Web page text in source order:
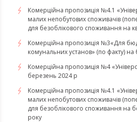
Комерційна пропозиція №4.1
малих непобутових споживачів
для безоблікового споживання на
Комерційна пропозиція №3«Для
комунальних установ» (по факту)
Комерційна пропозиція №4
березень 2024 р
Комерційна пропозиція №4.1
малих непобутових споживачів
для безоблікового споживання на
року